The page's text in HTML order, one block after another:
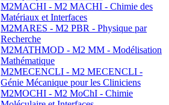
M2MACHI - M2 MACHI - Chimie des
Matériaux et Interfaces
M2MARES - M2 PBR - Physique par
Recherche
M2MATHMOD - M2 MM - Modélisation
Mathématique
M2MECENCLI - M2 MECENCLI -
Génie Mécanique pour les Cliniciens
M2MOCHI - M2 MoChI - Chimie